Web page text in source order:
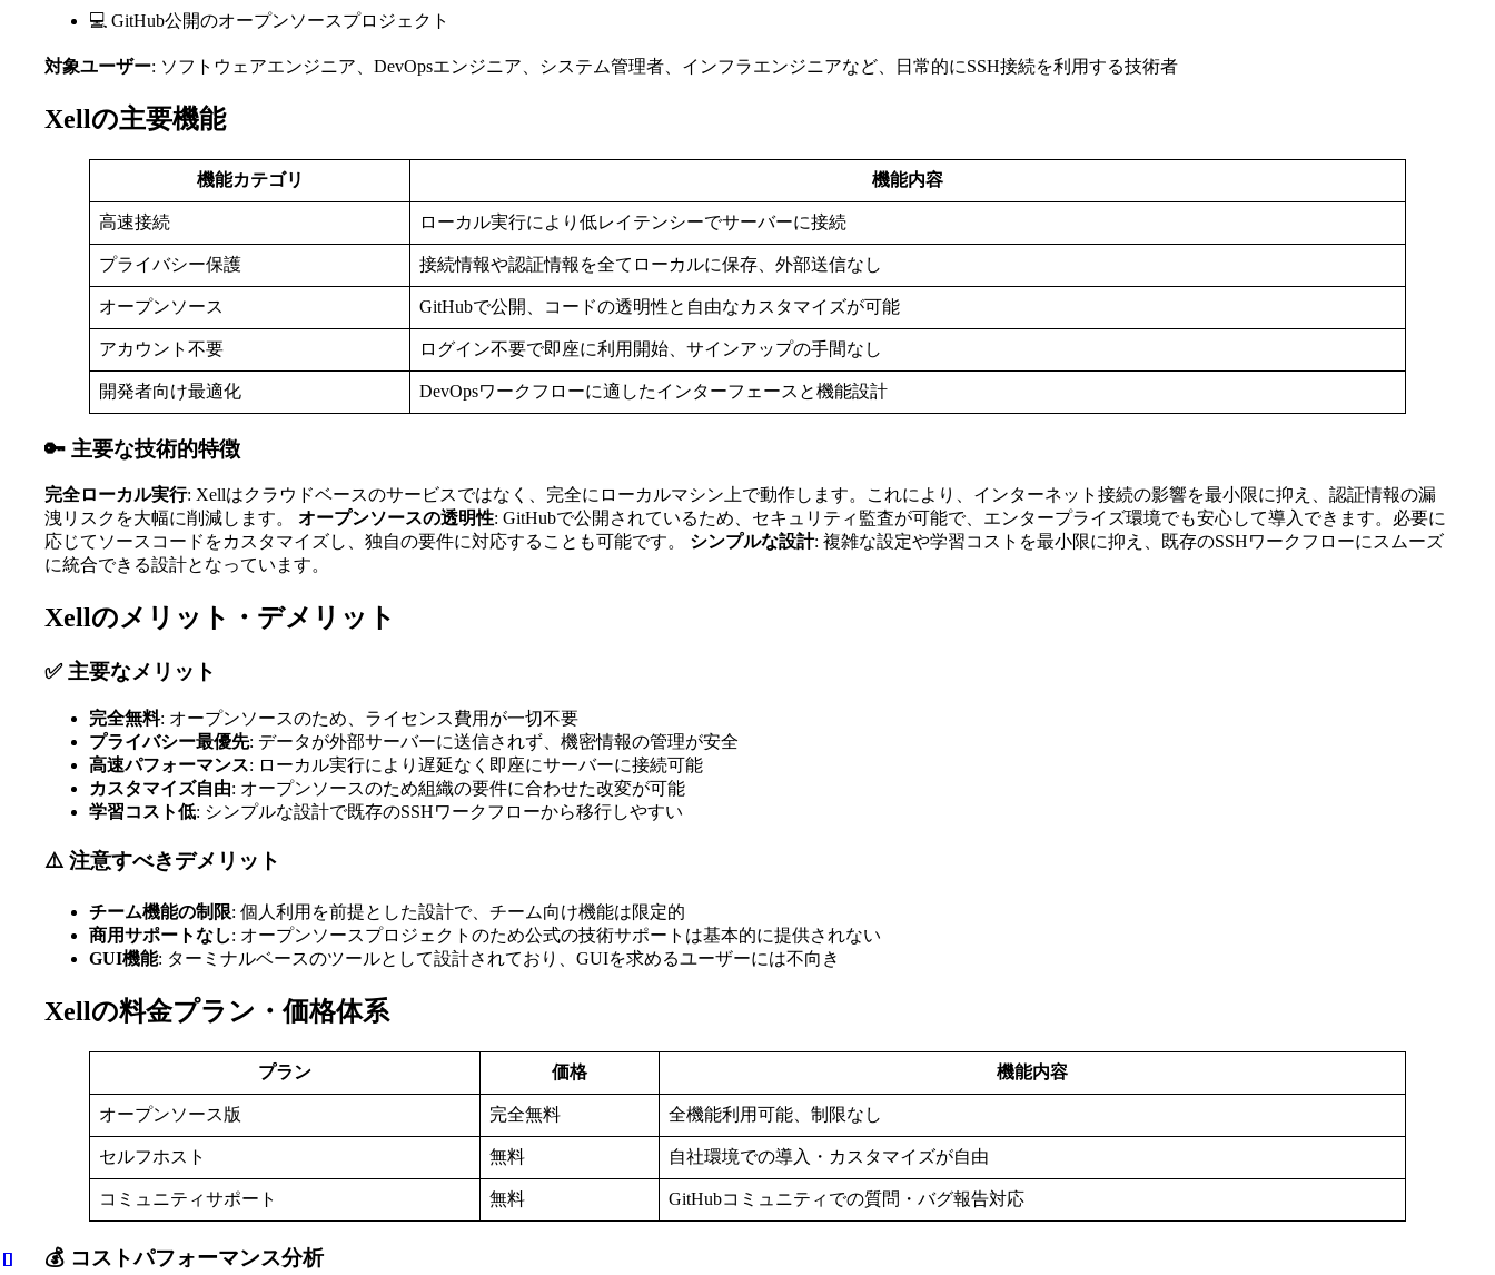
💻 GitHub公開のオープンソースプロジェクト
対象ユーザー: ソフトウェアエンジニア、DevOpsエンジニア、システム管理者、インフラエンジニアなど、日常的にSSH接続を利用する技術者
Xellの主要機能
機能カテゴリ 機能内容
高速接続 ローカル実行により低レイテンシーでサーバーに接続
プライバシー保護 接続情報や認証情報を全てローカルに保存、外部送信なし
オープンソース GitHubで公開、コードの透明性と自由なカスタマイズが可能
アカウント不要 ログイン不要で即座に利用開始、サインアップの手間なし
開発者向け最適化 DevOpsワークフローに適したインターフェースと機能設計
🔑 主要な技術的特徴
完全ローカル実行: Xellはクラウドベースのサービスではなく、完全にローカルマシン上で動作します。これにより、インターネット接続の影響を最小限に抑え、認証情報の漏
洩リスクを大幅に削減します。 オープンソースの透明性: GitHubで公開されているため、セキュリティ監査が可能で、エンタープライズ環境でも安心して導入できます。必要に
応じてソースコードをカスタマイズし、独自の要件に対応することも可能です。 シンプルな設計: 複雑な設定や学習コストを最小限に抑え、既存のSSHワークフローにスムーズ
に統合できる設計となっています。
Xellのメリット・デメリット
✅ 主要なメリット
完全無料: オープンソースのため、ライセンス費用が一切不要
プライバシー最優先: データが外部サーバーに送信されず、機密情報の管理が安全
高速パフォーマンス: ローカル実行により遅延なく即座にサーバーに接続可能
カスタマイズ自由: オープンソースのため組織の要件に合わせた改変が可能
学習コスト低: シンプルな設計で既存のSSHワークフローから移行しやすい
⚠️ 注意すべきデメリット
チーム機能の制限: 個人利用を前提とした設計で、チーム向け機能は限定的
商用サポートなし: オープンソースプロジェクトのため公式の技術サポートは基本的に提供されない
GUI機能: ターミナルベースのツールとして設計されており、GUIを求めるユーザーには不向き
Xellの料金プラン・価格体系
プラン 価格 機能内容
オープンソース版 完全無料 全機能利用可能、制限なし
セルフホスト 無料 自社環境での導入・カスタマイズが自由
コミュニティサポート 無料 GitHubコミュニティでの質問・バグ報告対応
💰 コストパフォーマンス分析